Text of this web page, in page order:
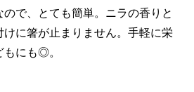
で、とても簡単。ニラの香りと
けに箸が止まりません。手軽に栄
もにも◎。